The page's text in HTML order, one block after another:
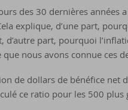
des 30 dernières années
explique, d’une part,
part, pourquoi
nous avons connue ces
de dollars de bénéfice net
ce ratio pour les 500